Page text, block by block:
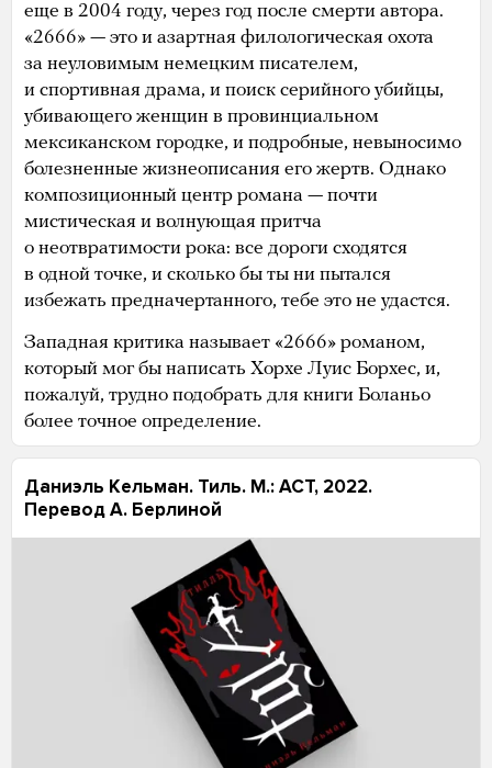
еще в 2004 году, через год после смерти автора.
«2666» — это и азартная филологическая охота
за неуловимым немецким писателем,
и спортивная драма, и поиск серийного убийцы,
убивающего женщин в провинциальном
мексиканском городке, и подробные, невыносимо
болезненные жизнеописания его жертв. Однако
композиционный центр романа — почти
мистическая и волнующая притча
о неотвратимости рока: все дороги сходятся
в одной точке, и сколько бы ты ни пытался
избежать предначертанного, тебе это не удастся.
Западная критика называет «2666» романом,
который мог бы написать Хорхе Луис Борхес, и,
пожалуй, трудно подобрать для книги Боланьо
более точное определение.
Даниэль Кельман. Тиль. М.: АСТ, 2022.
Перевод А. Берлиной